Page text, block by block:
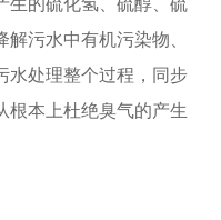
污水中有机污染物、
水处理整个过程，同步
根本上杜绝臭气的产生